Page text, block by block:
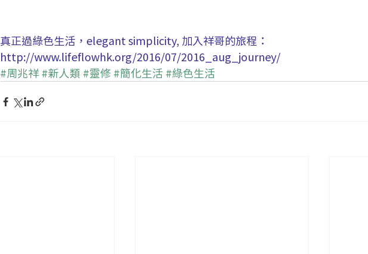
真正過綠色生活，elegant simplicity, 加入祥哥的旅程：
http://www.lifeflowhk.org/2016/07/2016_aug_journey/
#周兆祥#新人類 #靈修#簡化生活#綠色生活